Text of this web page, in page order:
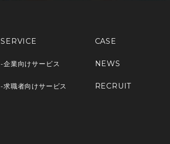
SERVICE
-企業向けサービス
-求職者向けサービス
CASE
NEWS
RECRUIT